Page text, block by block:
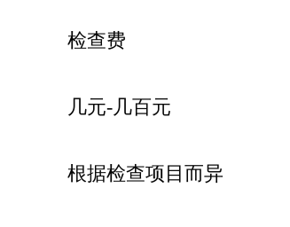
检查费
几元-几百元
根据检查项目而异